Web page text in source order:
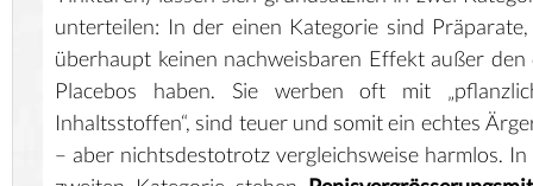
unterteilen: In der einen Kategorie sind
überhaupt keinen nachweisbaren Effekt außer den
Placebos haben. Sie werben oft mit
Inhaltsstoffen“, sind teuer und somit ein echtes
– aber nichtsdestotrotz vergleichsweise harmlos. In